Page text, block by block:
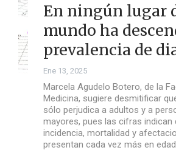
En ningún lugar
mundo ha
prevalencia de
Ene 13, 2025
Marcela Agudelo Botero, de la
Medicina, sugiere desmitificar
sólo perjudica a adultos y a
mayores, pues las cifras indican
incidencia, mortalidad y
presentan cada vez más en